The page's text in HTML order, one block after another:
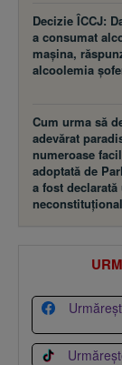
Decizie ÎCCJ:
a consumat
maşina,
alcoolemia
Cum urma să
adevărat
numeroase
adoptată de
a fost